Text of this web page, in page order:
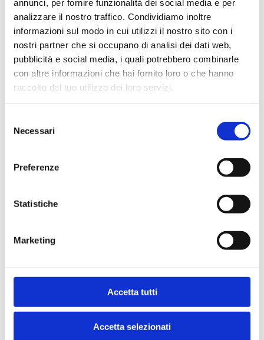
annunci, per fornire funzionalità dei social media e per
analizzare il nostro traffico. Condividiamo inoltre
informazioni sul modo in cui utilizzi il nostro sito con i
nostri partner che si occupano di analisi dei dati web,
pubblicità e social media, i quali potrebbero combinarle
con altre informazioni che hai fornito loro o che hanno
raccolto dal tuo utilizzo dei loro servizi.
delNecessari
Preferenze
Statistiche
Marketing
Accetta tutti
Accetta selezionati
SNAX! RICO EN SALMÒN EN BOLSITA
COMPLETO Y EQUILIBRADO